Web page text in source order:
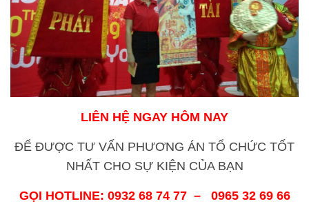
LIÊN HỆ NGAY HÔM NAY
ĐỂ ĐƯỢC TƯ VẤN PHƯƠNG ÁN TỔ CHỨC TỐT
NHẤT CHO SỰ KIỆN CỦA BẠN
GỌI HOTLINE: 0932 68 74 77 – 0965 32 69 66